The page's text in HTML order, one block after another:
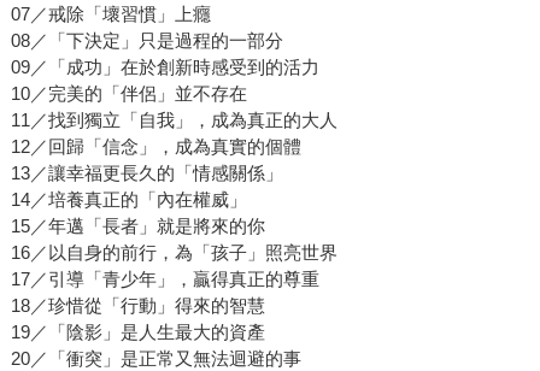
07／戒除「壞習慣」上癮
08／「下決定」只是過程的一部分
09／「成功」在於創新時感受到的活力
10／完美的「伴侶」並不存在
11／找到獨立「自我」，成為真正的大人
12／回歸「信念」，成為真實的個體
13／讓幸福更長久的「情感關係」
14／培養真正的「內在權威」
15／年邁「長者」就是將來的你
16／以自身的前行，為「孩子」照亮世界
17／引導「青少年」，贏得真正的尊重
18／珍惜從「行動」得來的智慧
19／「陰影」是人生最大的資產
20／「衝突」是正常又無法迴避的事